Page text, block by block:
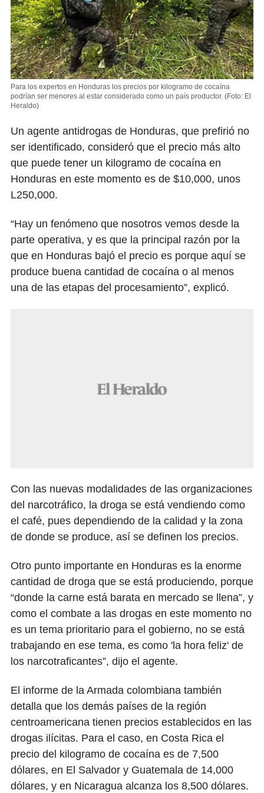
Para los expertos en Honduras los precios por kilogramo de cocaína
podrían ser menores al estar considerado como un país productor. (Foto: El
Heraldo)
Un agente antidrogas de Honduras, que prefirió no
ser identificado, consideró que el precio más alto
que puede tener un kilogramo de cocaína en
Honduras en este momento es de $10,000, unos
L250,000.
“Hay un fenómeno que nosotros vemos desde la
parte operativa, y es que la principal razón por la
que en Honduras bajó el precio es porque aquí se
produce buena cantidad de cocaína o al menos
una de las etapas del procesamiento”, explicó.
Con las nuevas modalidades de las organizaciones
del narcotráfico, la droga se está vendiendo como
el café, pues dependiendo de la calidad y la zona
de donde se produce, así se definen los precios.
Otro punto importante en Honduras es la enorme
cantidad de droga que se está produciendo, porque
“donde la carne está barata en mercado se llena”, y
como el combate a las drogas en este momento no
es un tema prioritario para el gobierno, no se está
trabajando en ese tema, es como 'la hora feliz' de
los narcotraficantes”, dijo el agente.
El informe de la Armada colombiana también
detalla que los demás países de la región
centroamericana tienen precios establecidos en las
drogas ilícitas. Para el caso, en Costa Rica el
precio del kilogramo de cocaína es de 7,500
dólares, en El Salvador y Guatemala de 14,000
dólares, y en Nicaragua alcanza los 8,500 dólares.